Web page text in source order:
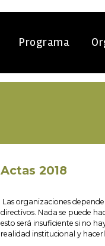
Programa
Actas 2018
Las organizaciones
directivos. Nada se puede
esto será insuficiente si no
realidad institucional y